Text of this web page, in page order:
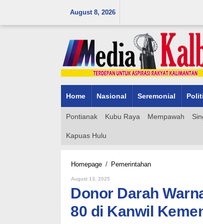
August 8, 2026
Home Nasional Seremonial
Pontianak Kubu Raya Mempawah
Kapuas Hulu
Homepage / PemerintahanDonor
Peringatan
Hari
Pengayoman
ke-
August 13, 2025
Donor Darah
80 di Kanwil